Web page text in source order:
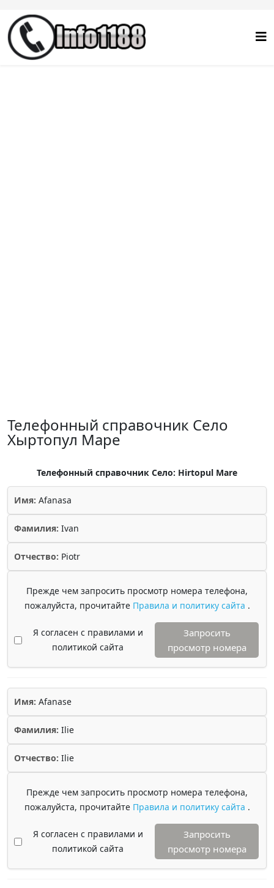
Телефонный справочник Село
Хыртопул Маре
Телефонный справочник Село: Hirtopul Mare
Имя: Afanasa
Фамилия: Ivan
Отчество: Piotr
Прежде чем запросить просмотр номера телефона,
пожалуйста, прочитайте Правила и политику сайта .
Я согласен с правилами и
политикой сайта
Запросить
просмотр номера
Имя: Afanase
Фамилия: Ilie
Отчество: Ilie
Прежде чем запросить просмотр номера телефона,
пожалуйста, прочитайте Правила и политику сайта .
Я согласен с правилами и
политикой сайта
Запросить
просмотр номера